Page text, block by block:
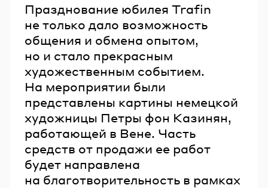
Празднование юбилея Trafin
не только дало возможность
общения и обмена опытом,
но и стало прекрасным
художественным событием.
На мероприятии были
представлены картины немецкой
художницы Петры фон Казинян,
работающей в Вене. Часть
средств от продажи ее работ
будет направлена
на благотворительность в рамках